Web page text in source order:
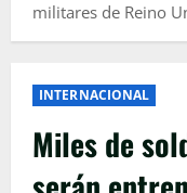
militares de Reino
INTERNACIONAL
Miles de